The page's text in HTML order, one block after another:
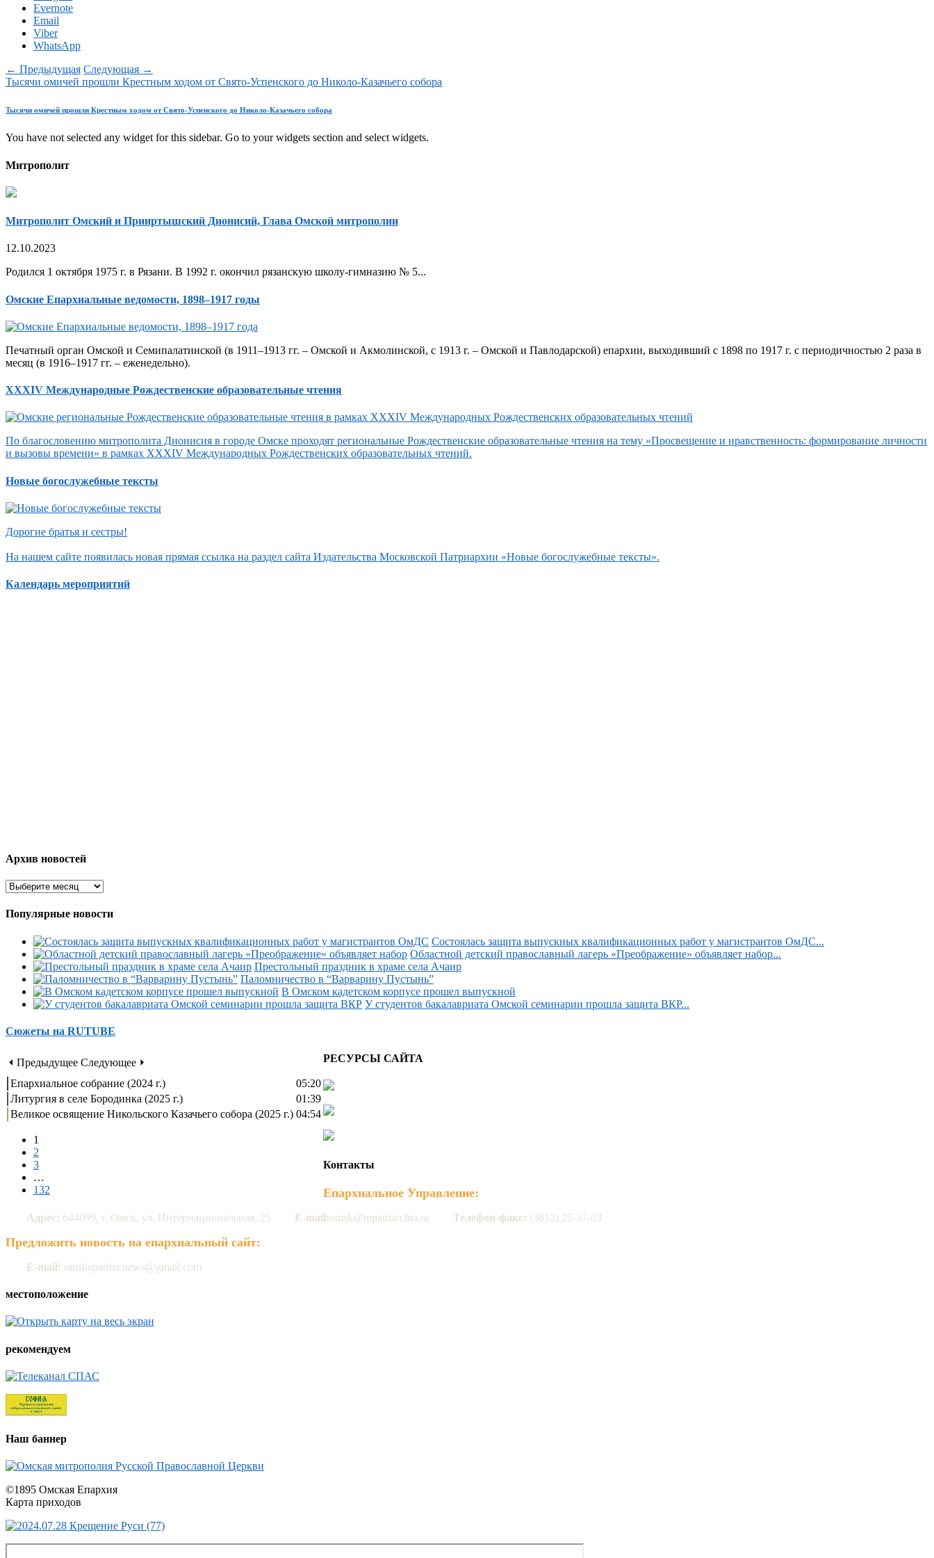
Evernote
Email
Viber
WhatsApp
← Предыдущая Следующая →
Тысячи омичей прошли Крестным ходом от Свято-Успенского до Николо-Казачьего собора
Тысячи омичей прошли Крестным ходом от Свято-Успенского до Николо-Казачьего собора
You have not selected any widget for this sidebar. Go to your widgets section and select widgets.
Митрополит
Митрополит Омский и Прииртышский Дионисий, Глава Омской митрополии
12.10.2023
Родился 1 октября 1975 г. в Рязани. В 1992 г. окончил рязанскую школу-гимназию № 5...
Омские Епархиальные ведомости, 1898–1917 годы
Печатный орган Омской и Семипалатинской (в 1911–1913 гг. – Омской и Акмолинской, с 1913 г. – Омской и Павлодарской) епархии, выходивший с 1898 по 1917 г. с периодичностью 2 раза в
месяц (в 1916–1917 гг. – еженедельно).
XXXIV Международные Рождественские образовательные чтения
По благословению митрополита Дионисия в городе Омске проходят региональные Рождественские образовательные чтения на тему «Просвещение и нравственность: формирование личности
и вызовы времени» в рамках XXXIV Международных Рождественских образовательных чтений.
Новые богослужебные тексты
Дорогие братья и сестры!
На нашем сайте появилась новая прямая ссылка на раздел сайта Издательства Московской Патриархии «Новые богослужебные тексты».
Календарь мероприятий
Архив новостей
Популярные новости
Состоялась защита выпускных квалификационных работ у магистрантов ОмДС...
Областной детский православный лагерь «Преображение» объявляет набор...
Престольный праздник в храме села Ачаир
Паломничество в “Варварину Пустынь”
В Омском кадетском корпусе прошел выпускной
У студентов бакалавриата Омской семинарии прошла защита ВКР...
Сюжеты на RUTUBE
⏴ Предыдущее Следующее ⏵
Епархиальное собрание (2024 г.)
05:20
Литургия в селе Бородинка (2025 г.)
01:39
Великое освящение Никольского Казачьего собора (2025 г.) 04:54
1
2
3
…
132
РЕСУРСЫ САЙТА
Контакты
Епархиальное Управление:
Адрес: 644099, г. Омск, ул. Интернациональная, 25 E-mail:omsk@mpatriarchia.ru Телефон-факс: (3812) 25-37-03
Предложить новость на епархиальный сайт:
E-mail: omskeparhia.news@gmail.com
местоположение
рекомендуем
Наш баннер
©1895 Омская Епархия
Карта приходов